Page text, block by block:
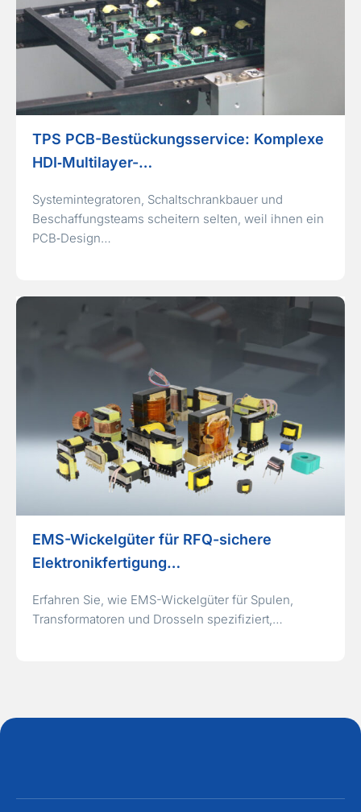
TPS PCB-Bestückungsservice: Komplexe
HDI‑Multilayer-…
Systemintegratoren, Schaltschrankbauer und
Beschaffungsteams scheitern selten, weil ihnen ein
PCB‑Design…
EMS-Wickelgüter für RFQ-sichere
Elektronikfertigung…
Erfahren Sie, wie EMS-Wickelgüter für Spulen,
Transformatoren und Drosseln spezifiziert,…